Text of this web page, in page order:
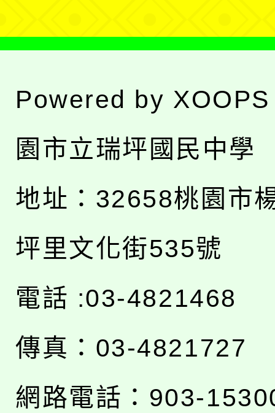
Powered by XOOPS
園市立瑞坪國民中學
地址： 32658桃園市
坪里文化街535號
電話 :03-4821468
傳真：03-4821727
網路電話：903-